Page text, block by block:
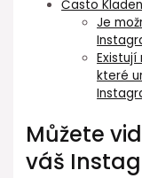
Často
Je
které
Můžete
váš